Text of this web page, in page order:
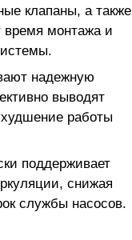
клапаны, а также
время монтажа и
надежную
выводят
работы
поддерживает
снижая
службы насосов.